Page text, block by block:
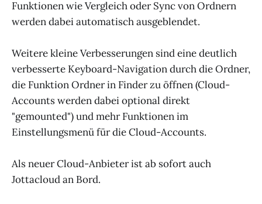
Funktionen wie Vergleich oder Sync von Ordnern
werden dabei automatisch ausgeblendet.
Weitere kleine Verbesserungen sind eine deutlich
verbesserte Keyboard-Navigation durch die Ordner,
die Funktion Ordner in Finder zu öffnen (Cloud-
Accounts werden dabei optional direkt
"gemounted") und mehr Funktionen im
Einstellungsmenü für die Cloud-Accounts.
Als neuer Cloud-Anbieter ist ab sofort auch
Jottacloud an Bord.